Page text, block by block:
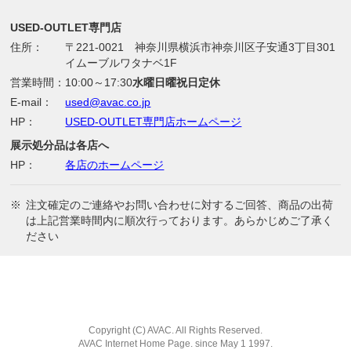
USED-OUTLET専門店
住所：
〒221-0021 神奈川県横浜市神奈川区子安通3丁目301
イムーブルワタナベ1F
営業時間： 10:00～17:30水曜日曜祝日定休
E-mail：
used@avac.co.jp
HP：
USED-OUTLET専門店ホームページ
展示処分品は各店へ
HP：
各店のホームページ
※ 注文確定のご連絡やお問い合わせに対するご回答、商品の出荷
は上記営業時間内に順次行っております。あらかじめご了承く
ださい
Copyright (C) AVAC. All Rights Reserved.
AVAC Internet Home Page. since May 1 1997.